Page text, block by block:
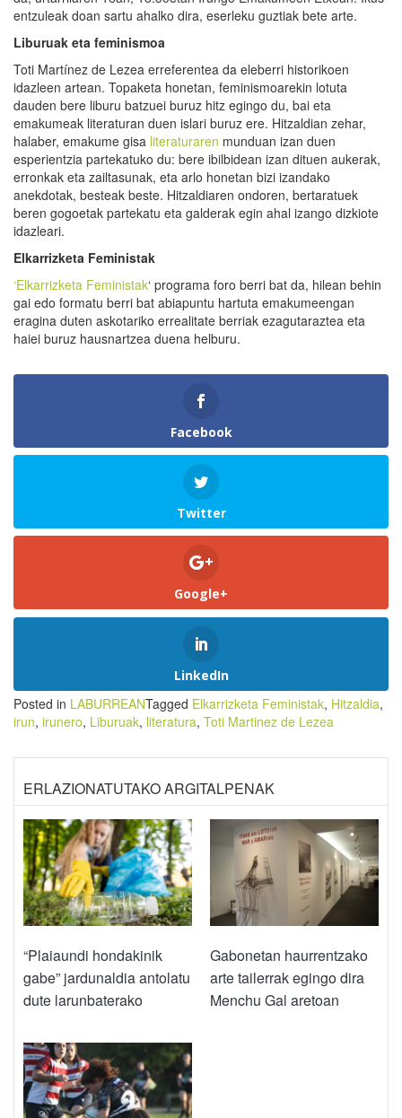
entzuleak doan sartu ahalko dira, eserleku guztiak bete arte.
Liburuak eta feminismoa
Toti Martínez de Lezea erreferentea da eleberri historikoen
idazleen artean. Topaketa honetan, feminismoarekin lotuta
dauden bere liburu batzuei buruz hitz egingo du, bai eta
emakumeak literaturan duen islari buruz ere. Hitzaldian zehar,
halaber, emakume gisa literaturaren munduan izan duen
esperientzia partekatuko du: bere ibilbidean izan dituen aukerak,
erronkak eta zailtasunak, eta arlo honetan bizi izandako
anekdotak, besteak beste. Hitzaldiaren ondoren, bertaratuek
beren gogoetak partekatu eta galderak egin ahal izango dizkiote
idazleari.
Elkarrizketa Feministak
‘Elkarrizketa Feministak‘ programa foro berri bat da, hilean behin
gai edo formatu berri bat abiapuntu hartuta emakumeengan
eragina duten askotariko errealitate berriak ezagutaraztea eta
haiei buruz hausnartzea duena helburu.
Facebook
Twitter
Google+
LinkedIn
Posted in LABURREANTagged Elkarrizketa Feministak, Hitzaldia,
irun, irunero, Liburuak, literatura, Toti Martinez de Lezea
ERLAZIONATUTAKO ARGITALPENAK
“Plaiaundi hondakinik
gabe” jardunaldia antolatu
dute larunbaterako
Gabonetan haurrentzako
arte tailerrak egingo dira
Menchu Gal aretoan